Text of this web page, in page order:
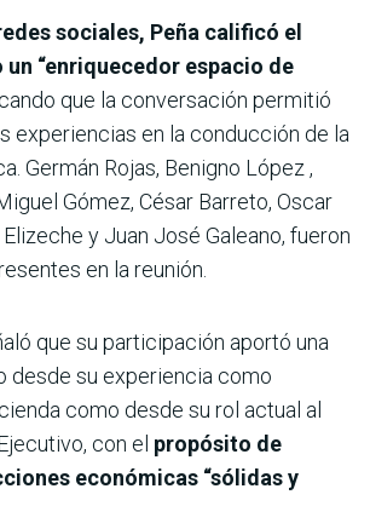
sociales, Peña calificó el
“enriquecedor espacio de
que la conversación permitió
experiencias en la conducción de la
Germán Rojas, Benigno López ,
Gómez, César Barreto, Oscar
y Juan José Galeano, fueron
en la reunión.
que su participación aportó una
desde su experiencia como
como desde su rol actual al
con el propósito de
económicas “sólidas y